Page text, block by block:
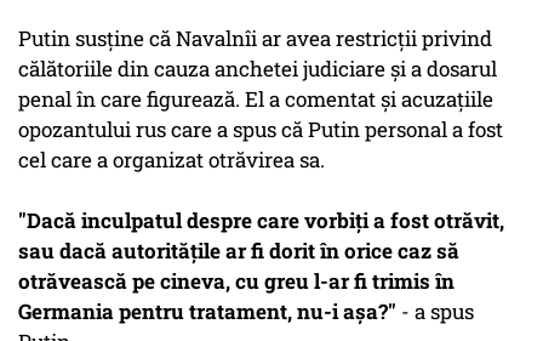
Putin susține că Navalnîi ar avea restricții privind
călătoriile din cauza anchetei judiciare și a dosarul
penal în care figurează. El a comentat și acuzațiile
opozantului rus care a spus că Putin personal a fost
cel care a organizat otrăvirea sa.
"Dacă inculpatul despre care vorbiți a fost otrăvit,
sau dacă autoritățile ar fi dorit în orice caz să
otrăvească pe cineva, cu greu l-ar fi trimis în
Germania pentru tratament, nu-i așa?" - a spus